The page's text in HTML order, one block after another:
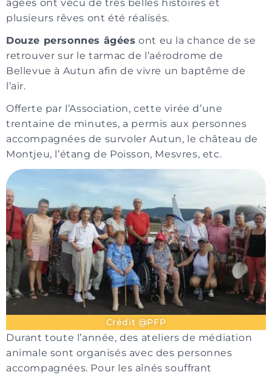
âgées ont vécu de très belles histoires et
plusieurs rêves ont été réalisés.
Douze personnes âgées ont eu la chance de se
retrouver sur le tarmac de l’aérodrome de
Bellevue à Autun afin de vivre un baptême de
l’air.
Offerte par l’Association, cette virée d’une
trentaine de minutes, a permis aux personnes
accompagnées de survoler Autun, le château de
Montjeu, l’étang de Poisson, Mesvres, etc.
Crédit @PFP
Durant toute l’année, des ateliers de médiation
animale sont organisés avec des personnes
accompagnées. Pour les aînés souffrant